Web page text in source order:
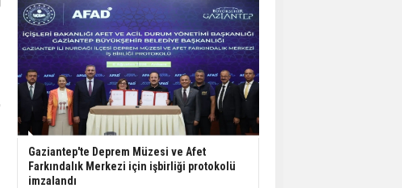
29 Mayıs okullar tatil mi?
Bilim kurgu
gerçekleşiyor...
Dondurulmuş insanları
hayata döndürecek keşif
Gaziantep'te Deprem Müzesi ve Afet
Farkındalık Merkezi için işbirliği protokolü
imzalandı